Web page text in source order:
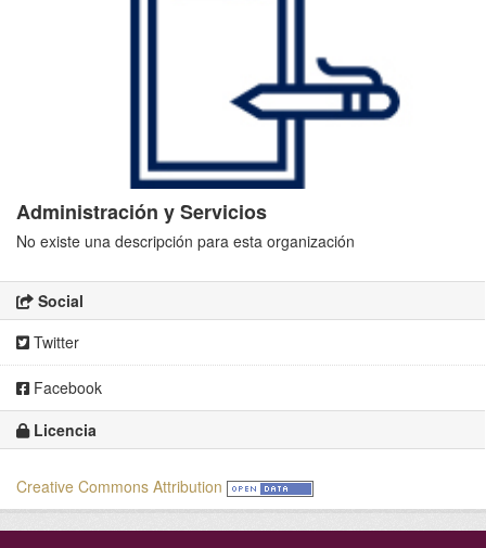
Administración y Servicios
No existe una descripción para esta organización
Social
Twitter
Facebook
Licencia
Creative Commons Attribution